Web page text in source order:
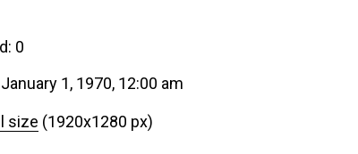
0
1, 1970, 12:00 am
size (1920x1280 px)